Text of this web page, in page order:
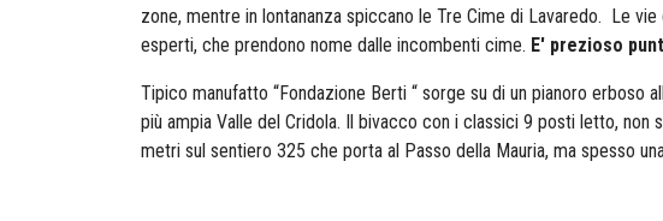
zone, mentre in lontananza spiccano le Tre Cime di Lavaredo. Le vie
esperti, che prendono nome dalle incombenti cime. E' prezioso
Tipico manufatto “Fondazione Berti “ sorge su di un pianoro erboso
più ampia Valle del Cridola. Il bivacco con i classici 9 posti letto,
metri sul sentiero 325 che porta al Passo della Mauria, ma spesso